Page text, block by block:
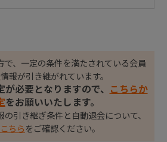
で、一定の条件を満たされている会員
報が引き継がれています。
必要となりますので、
こちらか
をお願いいたします。
引き継ぎ条件と自動退会について、
こちら をご確認ください。